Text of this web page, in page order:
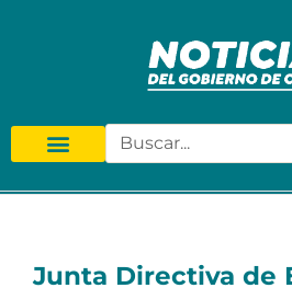
Junta Directiva de